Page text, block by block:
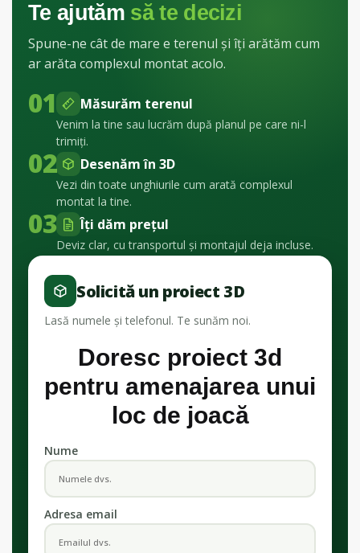
Te ajutăm să te decizi
Spune-ne cât de mare e terenul și îți arătăm cum
ar arăta complexul montat acolo.
01 Măsurăm terenul
Venim la tine sau lucrăm după planul pe care ni-l
trimiți.
02 Desenăm în 3D
Vezi din toate unghiurile cum arată complexul
montat la tine.
03 Îți dăm prețul
Deviz clar, cu transportul și montajul deja incluse.
Solicită un proiect 3D
Lasă numele și telefonul. Te sunăm noi.
Doresc proiect 3d
pentru amenajarea unui
loc de joacă
Nume
Adresa email